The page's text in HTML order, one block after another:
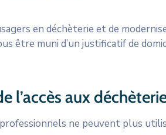
en déchèterie et de
être muni d’un justificatif de
l’accès aux
ne peuvent plus